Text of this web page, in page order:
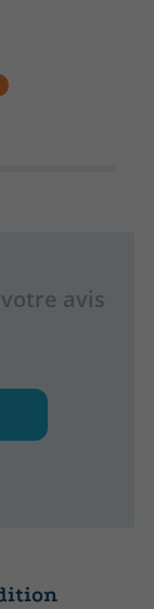
avis